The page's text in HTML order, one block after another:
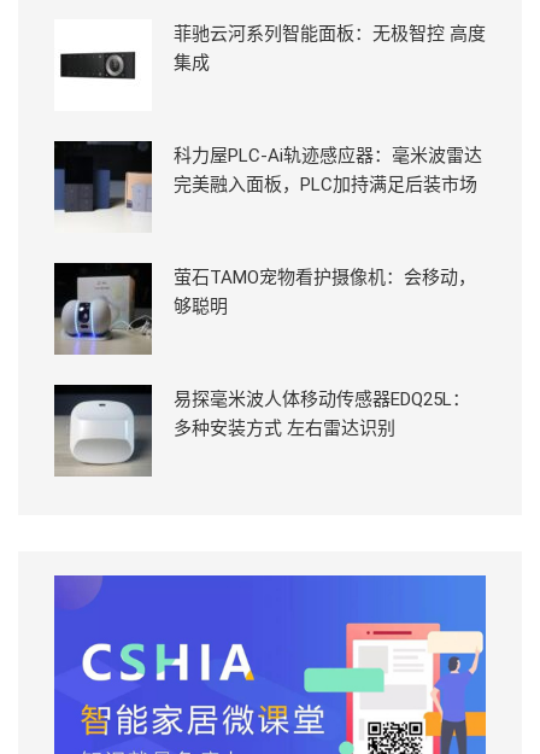
菲驰云河系列智能面板：无极智控 高度
集成
科力屋PLC-Ai轨迹感应器：毫米波雷达
完美融入面板，PLC加持满足后装市场
萤石TAMO宠物看护摄像机：会移动，
够聪明
易探毫米波人体移动传感器EDQ25L：
多种安装方式 左右雷达识别